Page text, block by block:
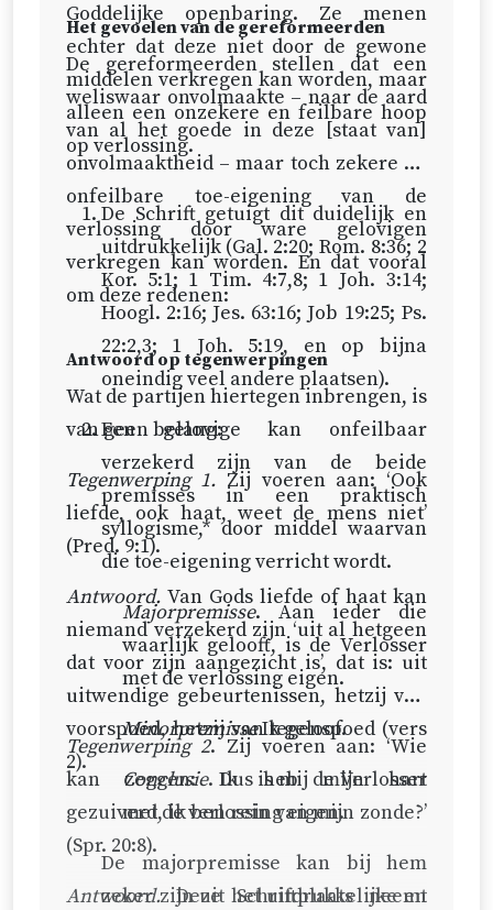
Goddelijke openbaring. Ze menen
echter dat deze niet door de gewone
middelen verkregen kan worden, maar
alleen een onzekere en feilbare hoop
op verlossing.
Het gevoelen van de gereformeerden
De gereformeerden stellen dat een
weliswaar onvolmaakte – naar de aard
van al het goede in deze [staat van]
onvolmaaktheid – maar toch zekere en
onfeilbare toe-eigening van de
verlossing door ware gelovigen
verkregen kan worden. En dat vooral
om deze redenen:
De Schrift getuigt dit duidelijk en
uitdrukkelijk (Gal. 2:20; Rom. 8:36; 2
Kor. 5:1; 1 Tim. 4:7,8; 1 Joh. 3:14;
Hoogl. 2:16; Jes. 63:16; Job 19:25; Ps.
22:2,3; 1 Joh. 5:19, en op bijna
oneindig veel andere plaatsen).
Een gelovige kan onfeilbaar
verzekerd zijn van de beide
premisses in een praktisch
syllogisme,* door middel waarvan
die toe-eigening verricht wordt.
Majorpremisse. Aan ieder die
waarlijk gelooft, is de Verlosser
met de verlossing eigen.
MinorpremisseIk geloof.
Conclusie. Dus is mij de Verlosser
met de verlossing eigen.
De majorpremisse kan bij hem
zeker zijn uit het uitdrukkelijke en
Antwoord op tegenwerpingen
Wat de partijen hiertegen inbrengen, is
van geen belang:
Tegenwerping 1. Zij voeren aan: ‘Ook
liefde, ook haat, weet de mens niet’
(Pred. 9:1).
Antwoord. Van Gods liefde of haat kan
niemand verzekerd zijn ‘uit al hetgeen
dat voor zijn aangezicht is’, dat is: uit
uitwendige gebeurtenissen, hetzij van
voorspoed, hetzij van tegenspoed (vers
2).
Tegenwerping 2. Zij voeren aan: ‘Wie
kan zeggen: Ik heb mijn hart
gezuiverd, ik ben rein van mijn zonde?’
(Spr. 20:8).
Antwoord.Deze Schriftplaats neemt